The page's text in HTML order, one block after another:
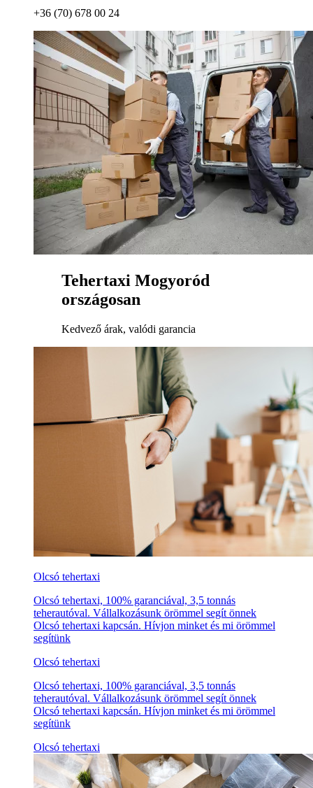
+36 (70) 678 00 24
Tehertaxi Mogyoród
országosan
Kedvező árak, valódi garancia
Olcsó tehertaxi
Olcsó tehertaxi, 100% garanciával, 3,5 tonnás
teherautóval. Vállalkozásunk örömmel segít önnek
Olcsó tehertaxi kapcsán. Hívjon minket és mi örömmel
segítünk
Olcsó tehertaxi
Olcsó tehertaxi, 100% garanciával, 3,5 tonnás
teherautóval. Vállalkozásunk örömmel segít önnek
Olcsó tehertaxi kapcsán. Hívjon minket és mi örömmel
segítünk
Olcsó tehertaxi